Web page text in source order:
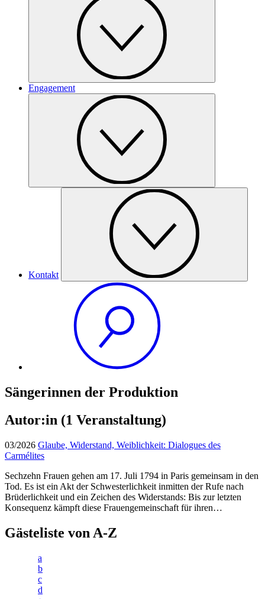
Engagement
Kontakt
Sängerinnen der Produktion
Autor:in (1 Veranstaltung)
03/2026 Glaube, Widerstand, Weiblichkeit: Dialogues des
Carmélites
Sechzehn Frauen gehen am 17. Juli 1794 in Paris gemeinsam in den
Tod. Es ist ein Akt der Schwesterlichkeit inmitten der Rufe nach
Brüderlichkeit und ein Zeichen des Widerstands: Bis zur letzten
Konsequenz kämpft diese Frauengemeinschaft für ihren…
Gästeliste von A-Z
a
b
c
d